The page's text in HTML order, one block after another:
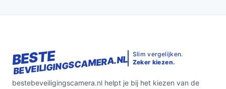
BESTE
BEVEILIGINGSCAMERA.NL Slim vergelijken.
Zeker kiezen.
bestebeveiligingscamera.nl helpt je bij het kiezen van de